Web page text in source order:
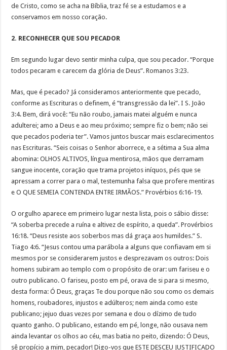
de Cristo, como se acha na Bíblia, traz fé se a estudamos e a
conservamos em nosso coração.
2. RECONHECER QUE SOU PECADOR
Em segundo lugar devo sentir minha culpa, que sou pecador. “Porque
todos pecaram e carecem da glória de Deus”. Romanos 3:23.
Mas, que é pecado? Já consideramos anteriormente que pecado,
conforme as Escrituras o definem, é “transgressão da lei”. I S. João
3:4. Bem, dirá você: “Eu não roubo, jamais matei alguém e nunca
adulterei; amo a Deus e ao meu próximo; sempre fiz o bem; não sei
que pecados poderia ter”. Vamos juntos buscar mais esclarecimentos
nas Escrituras. “Seis coisas o Senhor aborrece, e a sétima a Sua alma
abomina: OLHOS ALTIVOS, língua mentirosa, mãos que derramam
sangue inocente, coração que trama projetos iníquos, pés que se
apressam a correr para o mal, testemunha falsa que profere mentiras
e O QUE SEMEIA CONTENDA ENTRE IRMÃOS.” Provérbios 6:16-19.
O orgulho aparece em primeiro lugar nesta lista, pois o sábio disse:
“A soberba precede a ruína e altivez de espírito, a queda”. Provérbios
16:18. “Deus resiste aos soberbos mas dá graça aos humildes.” S.
Tiago 4:6. “Jesus contou uma parábola a alguns que confiavam em si
mesmos por se considerarem justos e desprezavam os outros: Dois
homens subiram ao templo com o propósito de orar: um fariseu e o
outro publicano. O fariseu, posto em pé, orava de si para si mesmo,
desta forma: Ó Deus, graças Te dou porque não sou como os demais
homens, roubadores, injustos e adúlteros; nem ainda como este
publicano; jejuo duas vezes por semana e dou o dízimo de tudo
quanto ganho. O publicano, estando em pé, longe, não ousava nem
ainda levantar os olhos ao céu, mas batia no peito, dizendo: Ó Deus,
sê propício a mim, pecador! Digo-vos que ESTE DESCEU JUSTIFICADO